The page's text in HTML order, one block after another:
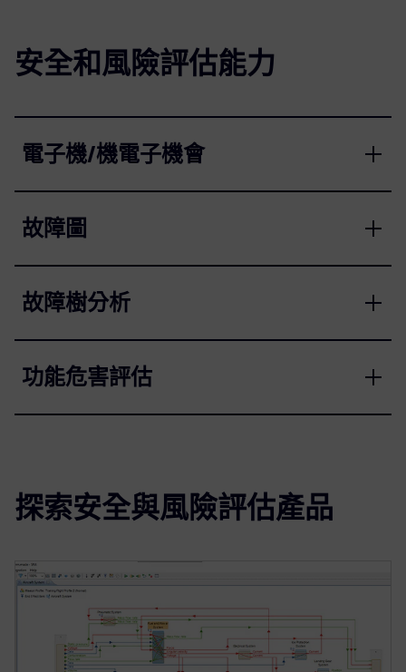
安全和風險評估能力
電子機/機電子機會
故障圖
故障樹分析
功能危害評估
探索安全與風險評估產品